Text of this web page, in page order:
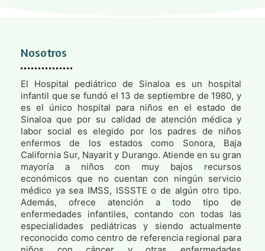
Nosotros
El Hospital pediátrico de Sinaloa es un hospital
infantil que se fundó el 13 de septiembre de 1980, y
es el único hospital para niños en el estado de
Sinaloa que por su calidad de atención médica y
labor social es elegido por los padres de niños
enfermos de los estados como Sonora, Baja
California Sur, Nayarit y Durango. Atiende en su gran
mayoría a niños con muy bajos recursos
económicos que no cuentan con ningún servicio
médico ya sea IMSS, ISSSTE o de algún otro tipo.
Además, ofrece atención a todo tipo de
enfermedades infantiles, contando con todas las
especialidades pediátricas y siendo actualmente
reconocido como centro de referencia regional para